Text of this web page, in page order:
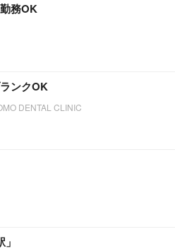
務OK
ンクOK
DENTAL CLINIC